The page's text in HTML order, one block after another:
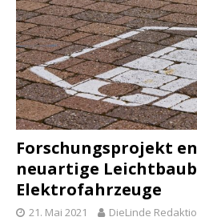
Forschungsprojekt
neuartige
Elektrofahrzeuge
21. Mai 2021 DieLinde